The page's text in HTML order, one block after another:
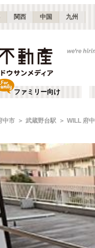
関西 中国 九州
ファミリー向け
中市 武蔵野台駅 WILL 府中